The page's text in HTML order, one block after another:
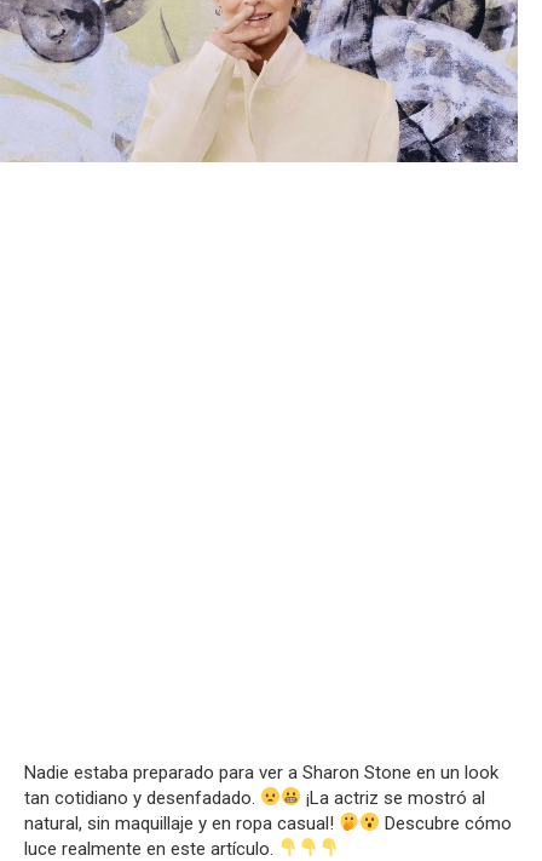
Nadie estaba preparado para ver a Sharon Stone en un look
tan cotidiano y desenfadado.
¡La actriz se mostró al
natural, sin maquillaje y en ropa casual!
Descubre cómo
luce realmente en este artículo.